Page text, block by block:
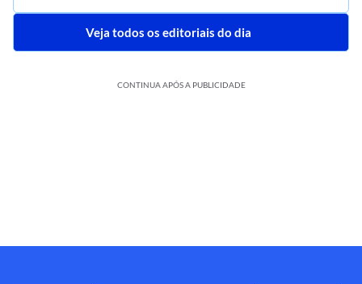
Veja todos os editoriais do dia
CONTINUA APÓS A PUBLICIDADE